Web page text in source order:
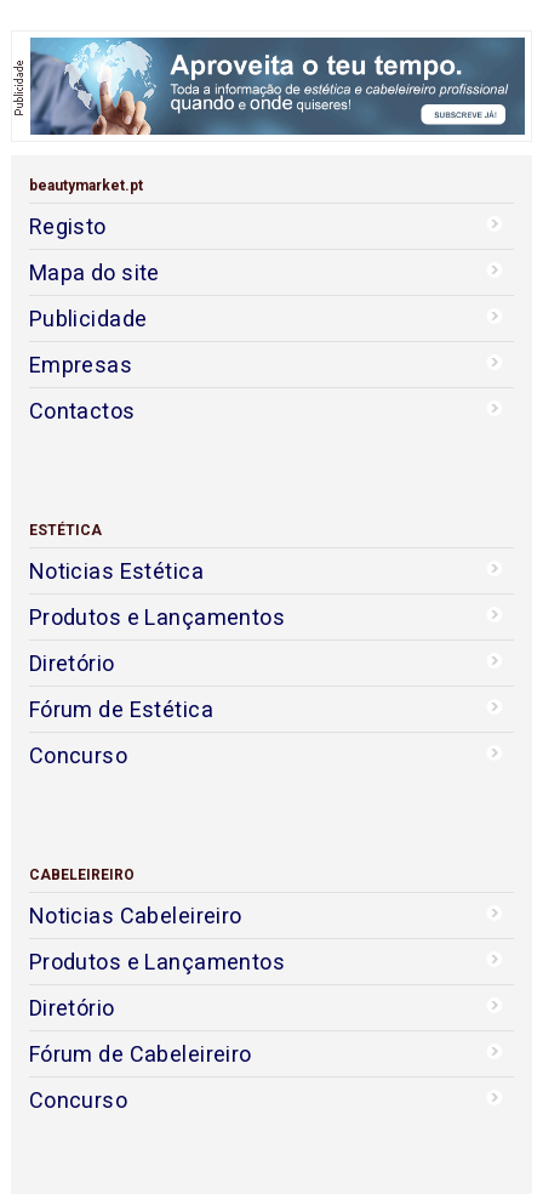
beautymarket.pt
Registo
Mapa do site
Publicidade
Empresas
Contactos
ESTÉTICA
Noticias Estética
Produtos e Lançamentos
Diretório
Fórum de Estética
Concurso
CABELEIREIRO
Noticias Cabeleireiro
Produtos e Lançamentos
Diretório
Fórum de Cabeleireiro
Concurso